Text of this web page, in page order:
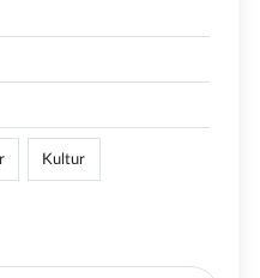
Kultur